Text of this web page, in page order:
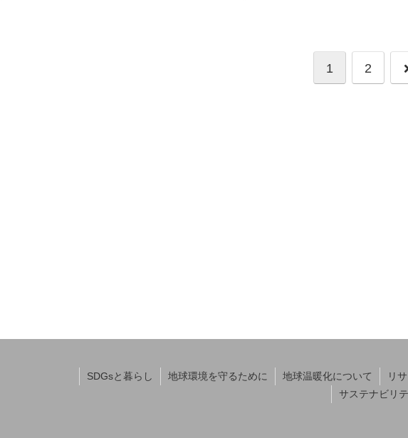
1 2
SDGsと暮らし 地球環境を守るために 地球温暖化について リ
サステナビリ